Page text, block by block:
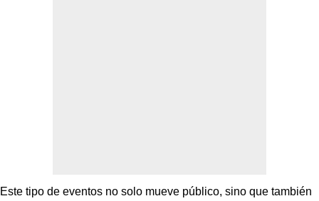
Este tipo de eventos no solo mueve público, sino que también